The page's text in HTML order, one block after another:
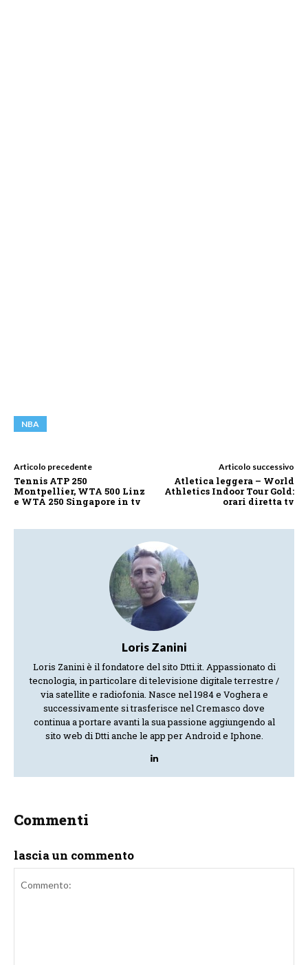
NBA
Articolo precedente
Tennis ATP 250
Montpellier, WTA 500 Linz
e WTA 250 Singapore in tv
Articolo successivo
Atletica leggera – World
Athletics Indoor Tour Gold:
orari diretta tv
Loris Zanini
Loris Zanini è il fondatore del sito Dtti.it. Appassionato di
tecnologia, in particolare di televisione digitale terrestre /
via satellite e radiofonia. Nasce nel 1984 e Voghera e
successivamente si trasferisce nel Cremasco dove
continua a portare avanti la sua passione aggiungendo al
sito web di Dtti anche le app per Android e Iphone.
Commenti
lascia un commento